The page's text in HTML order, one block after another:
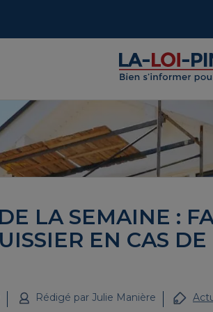
LA SEMAINE :
EN CAS
Rédigé par Julie Manière